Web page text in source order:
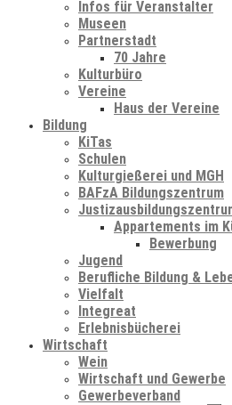
Infos für Veranstalter
Museen
Partnerstadt
70 Jahre
Kulturbüro
Vereine
Haus der Vereine
Bildung
KiTas
Schulen
Kulturgießerei und MGH
BAFzA Bildungszentrum
Appartements im
Bewerbung
Jugend
Berufliche Bildung &
Vielfalt
Integreat
Erlebnisbücherei
Wirtschaft
Wein
Wirtschaft und Gewerbe
Gewerbeverband